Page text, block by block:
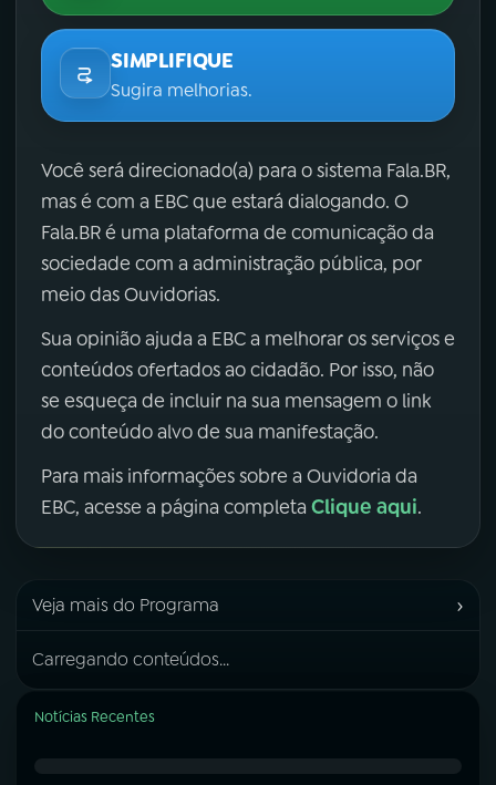
SIMPLIFIQUE
Sugira melhorias.
Você será direcionado(a) para o sistema Fala.BR,
mas é com a EBC que estará dialogando. O
Fala.BR é uma plataforma de comunicação da
sociedade com a administração pública, por
meio das Ouvidorias.
Sua opinião ajuda a EBC a melhorar os serviços e
conteúdos ofertados ao cidadão. Por isso, não
se esqueça de incluir na sua mensagem o link
do conteúdo alvo de sua manifestação.
Para mais informações sobre a Ouvidoria da
EBC, acesse a página completa Clique aqui.
Veja mais do Programa ›
Carregando conteúdos...
Notícias Recentes